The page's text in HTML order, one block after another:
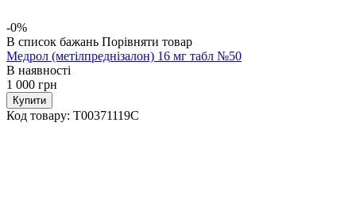
-0%
В список бажань Порівняти товар
Медрол (метілпреднізалон) 16 мг табл №50
В наявності
1 000 грн
Купити
Код товару: T00371119C